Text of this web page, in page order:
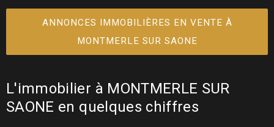
ANNONCES IMMOBILIÈRES EN VENTE À
MONTMERLE SUR SAONE
L'immobilier à MONTMERLE SUR
SAONE en quelques chiffres